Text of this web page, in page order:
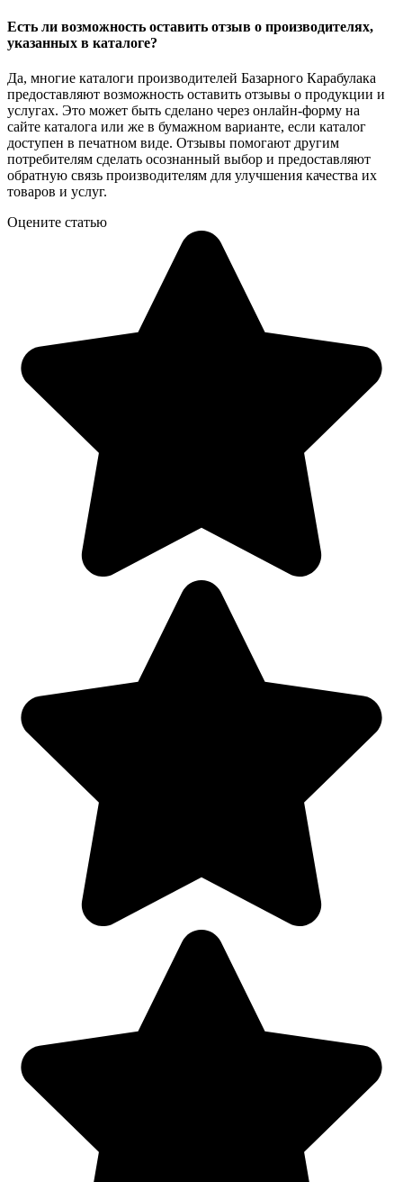
Есть ли возможность оставить отзыв о производителях,
указанных в каталоге?
Да, многие каталоги производителей Базарного Карабулака
предоставляют возможность оставить отзывы о продукции и
услугах. Это может быть сделано через онлайн-форму на
сайте каталога или же в бумажном варианте, если каталог
доступен в печатном виде. Отзывы помогают другим
потребителям сделать осознанный выбор и предоставляют
обратную связь производителям для улучшения качества их
товаров и услуг.
Оцените статью